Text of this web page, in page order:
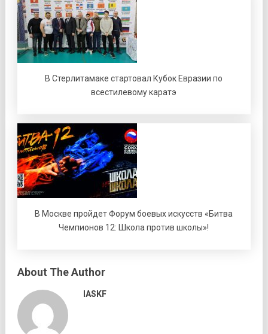
В Стерлитамаке стартовал Кубок Евразии по
всестилевому каратэ
В Москве пройдет Форум боевых искусств «Битва
Чемпионов 12: Школа против школы»!
About The Author
IASKF